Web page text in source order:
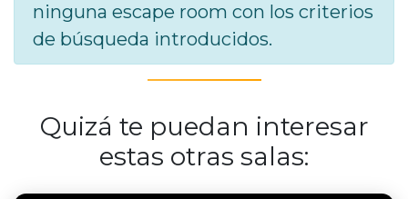
ninguna escape room con los criterios
de búsqueda introducidos.
Quizá te puedan interesar
estas otras salas: